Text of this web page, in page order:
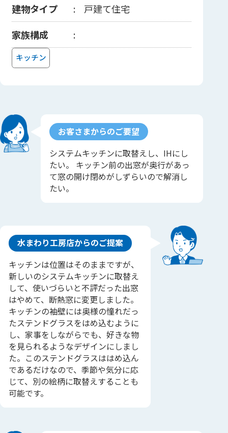
建物タイプ
戸建て住宅
家族構成
キッチン
お客さまからのご要望
システムキッチンに取替えし、IHにし
たい。 キッチン前の出窓が奥行があっ
て窓の開け閉めがしずらいので解消し
たい。
水まわり工房店からのご提案
キッチンは位置はそのままですが、
新しいのシステムキッチンに取替え
して、使いづらいと不評だった出窓
はやめて、断熱窓に変更しました。
キッチンの袖壁には奥様の憧れだっ
たステンドグラスをはめ込むように
し、家事をしながらでも、好きな物
を見られるようなデザインにしまし
た。このステンドグラスははめ込ん
であるだけなので、季節や気分に応
じて、別の絵柄に取替えすることも
可能です。